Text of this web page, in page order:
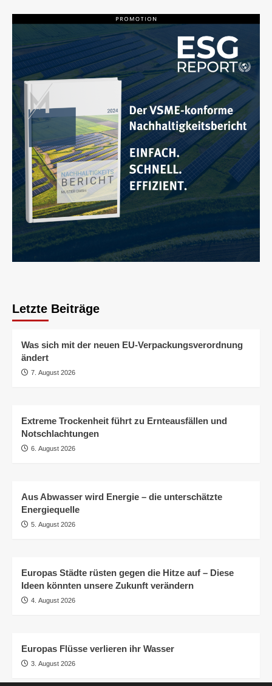
Letzte Beiträge
Was sich mit der neuen EU-Verpackungsverordnung
ändert
7. August 2026
Extreme Trockenheit führt zu Ernteausfällen und
Notschlachtungen
6. August 2026
Aus Abwasser wird Energie – die unterschätzte
Energiequelle
5. August 2026
Europas Städte rüsten gegen die Hitze auf – Diese
Ideen könnten unsere Zukunft verändern
4. August 2026
Europas Flüsse verlieren ihr Wasser
3. August 2026